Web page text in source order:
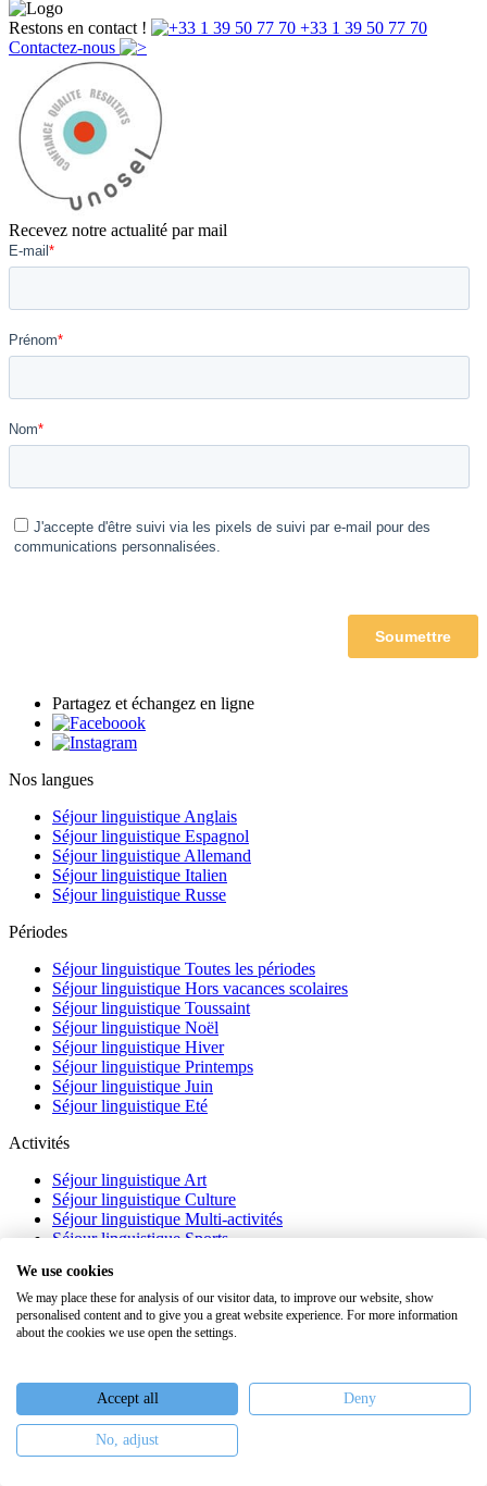
Restons en contact !
+33 1 39 50 77 70
Contactez-nous
Recevez notre actualité par mail
Partagez et échangez en ligne
Nos langues
Séjour linguistique Anglais
Séjour linguistique Espagnol
Séjour linguistique Allemand
Séjour linguistique Italien
Séjour linguistique Russe
Périodes
Séjour linguistique Toutes les périodes
Séjour linguistique Hors vacances scolaires
Séjour linguistique Toussaint
Séjour linguistique Noël
Séjour linguistique Hiver
Séjour linguistique Printemps
Séjour linguistique Juin
Séjour linguistique Eté
Activités
Séjour linguistique Art
Séjour linguistique Culture
Séjour linguistique Multi-activités
Séjour linguistique Sports
À propos
FAQ
Webinaires
Nous recrutons
Keiron Education -Assurances Plan du site
We use cookies
We may place these for analysis of our visitor data, to improve our website, show
personalised content and to give you a great website experience. For more information
about the cookies we use open the settings.
Accept all Deny
No, adjust